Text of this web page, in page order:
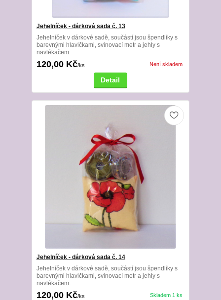
Jehelníček - dárková sada č. 13
Jehelníček v dárkové sadě, součástí jsou špendlíky s
barevnými hlavičkami, svinovací metr a jehly s
navlékačem.
120,00 Kč/ks Není skladem
Detail
Jehelníček - dárková sada č. 14
Jehelníček v dárkové sadě, součástí jsou špendlíky s
barevnými hlavičkami, svinovací metr a jehly s
navlékačem.
120,00 Kč/ks Skladem 1 ks